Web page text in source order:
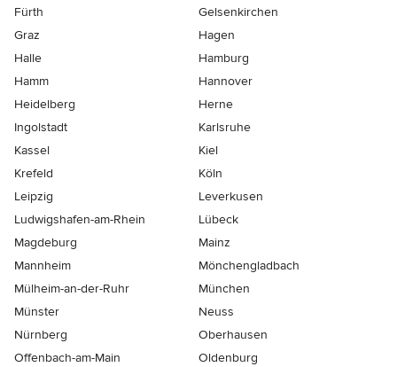
Fürth
Gelsenkirchen
Graz
Hagen
Halle
Hamburg
Hamm
Hannover
Heidelberg
Herne
Ingolstadt
Karlsruhe
Kassel
Kiel
Krefeld
Köln
Leipzig
Leverkusen
Ludwigshafen-am-Rhein
Lübeck
Magdeburg
Mainz
Mannheim
Mönchen­gladbach
Mülheim-an-der-Ruhr
München
Münster
Neuss
Nürnberg
Oberhausen
Offenbach-am-Main
Oldenburg